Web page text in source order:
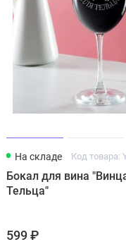
На складе Код товара:
Бокал для вина
Тельца"
599 ₽